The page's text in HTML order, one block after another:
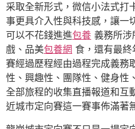
采取全新形式，微信小法式打
事更具介入性與科技感，讓一
可以不花錢進進包養 義務所涉
戲、品美包養網 食，還有最
賽經過歷程經由過程完成義務
性、興趣性、團隊性、健身性
全部旅程的收集直播報道和互
近城市定向賽這一賽事佈滿著